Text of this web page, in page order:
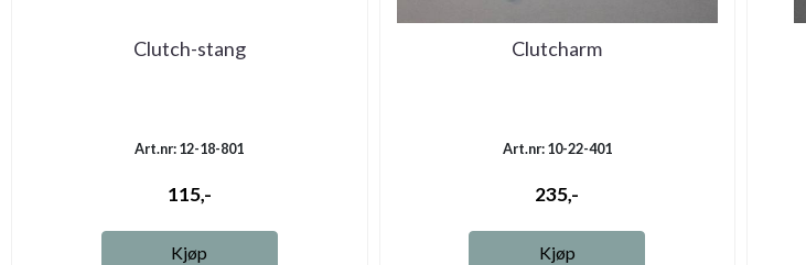
Clutch-stang
Art.nr: 12-18-801
115,-
Kjøp
Clutcharm
Art.nr: 10-22-401
235,-
Kjøp